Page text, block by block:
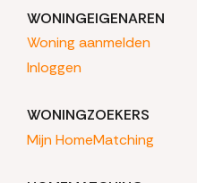
WONINGEIGENAREN
Woning aanmelden
Inloggen
WONINGZOEKERS
Mijn HomeMatching